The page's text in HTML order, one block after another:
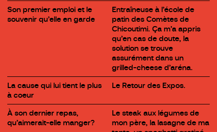
Son premier emploi et le
souvenir qu’elle en garde
Entraîneuse à l’école de
patin des Comètes de
Chicoutimi. Ça m’a appris
qu’en cas de doute, la
solution se trouve
assurément dans un
grilled-cheese d’aréna.
La cause qui lui tient le plus
à coeur
Le Retour des Expos.
À son dernier repas,
qu’aimerait-elle manger?
Le steak aux légumes de
mon père, la lasagne de ma